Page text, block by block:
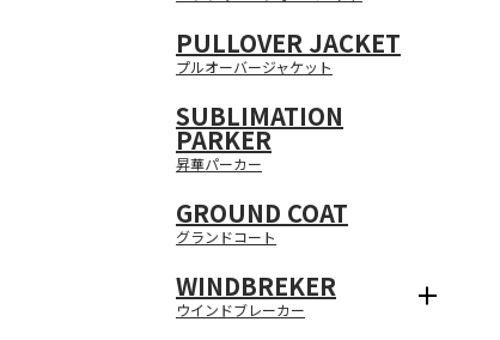
PULLOVER JACKET
プルオーバージャケット
SUBLIMATION
PARKER
昇華パーカー
GROUND COAT
グランドコート
WINDBREKER
ウインドブレーカー